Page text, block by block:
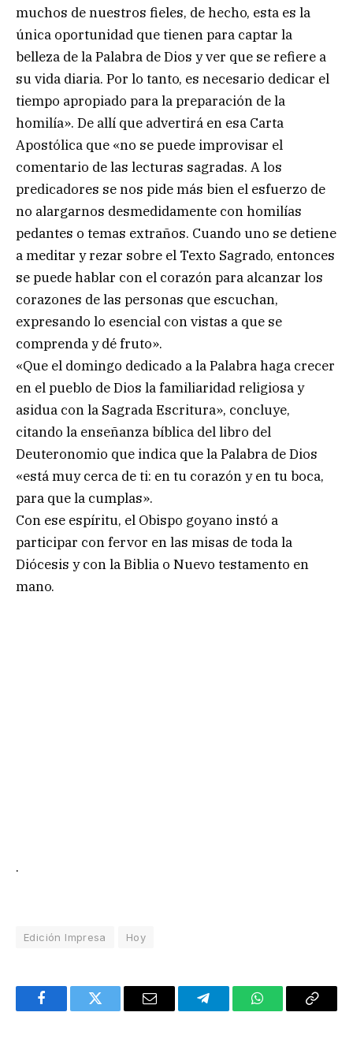
muchos de nuestros fieles, de hecho, esta es la
única oportunidad que tienen para captar la
belleza de la Palabra de Dios y ver que se refiere a
su vida diaria. Por lo tanto, es necesario dedicar el
tiempo apropiado para la preparación de la
homilía». De allí que advertirá en esa Carta
Apostólica que «no se puede improvisar el
comentario de las lecturas sagradas. A los
predicadores se nos pide más bien el esfuerzo de
no alargarnos desmedidamente con homilías
pedantes o temas extraños. Cuando uno se detiene
a meditar y rezar sobre el Texto Sagrado, entonces
se puede hablar con el corazón para alcanzar los
corazones de las personas que escuchan,
expresando lo esencial con vistas a que se
comprenda y dé fruto».
«Que el domingo dedicado a la Palabra haga crecer
en el pueblo de Dios la familiaridad religiosa y
asidua con la Sagrada Escritura», concluye,
citando la enseñanza bíblica del libro del
Deuteronomio que indica que la Palabra de Dios
«está muy cerca de ti: en tu corazón y en tu boca,
para que la cumplas».
Con ese espíritu, el Obispo goyano instó a
participar con fervor en las misas de toda la
Diócesis y con la Biblia o Nuevo testamento en
mano.
.
Edición Impresa Hoy
FacebookTwitter Email TelegramWhatsAppCopy